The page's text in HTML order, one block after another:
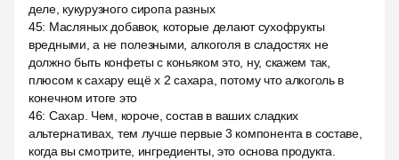
деле, кукурузного сиропа разных
45: Масляных добавок, которые делают сухофрукты
вредными, а не полезными, алкоголя в сладостях не
должно быть конфеты с коньяком это, ну, скажем так,
плюсом к сахару ещё x 2 сахара, потому что алкоголь в
конечном итоге это
46: Сахар. Чем, короче, состав в ваших сладких
альтернативах, тем лучше первые 3 компонента в составе,
когда вы смотрите, ингредиенты, это основа продукта.